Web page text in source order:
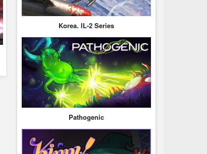
Korea. IL-2 Series
Pathogenic